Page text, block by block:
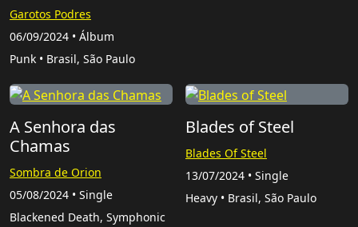
Garotos Podres
06/09/2024 • Álbum
Punk • Brasil, São Paulo
A Senhora das
Chamas
Sombra de Orion
05/08/2024 • Single
Blackened Death, Symphonic
Blades of Steel
Blades Of Steel
13/07/2024 • Single
Heavy • Brasil, São Paulo